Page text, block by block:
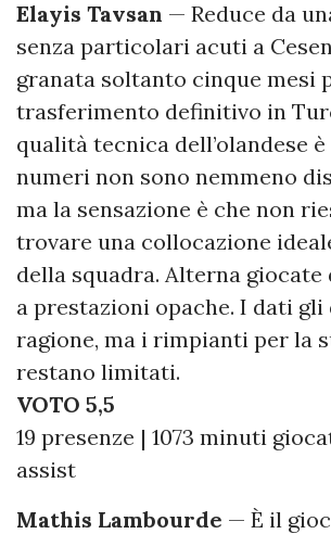
Elayis Tavsan — Reduce da
senza particolari acuti a
granata soltanto cinque mesi
trasferimento definitivo in
qualità tecnica dell’olandese
numeri non sono nemmeno
ma la sensazione è che non
trovare una collocazione
della squadra. Alterna
a prestazioni opache. I dati gli
ragione, ma i rimpianti per la
restano limitati.
VOTO 5,5
19 presenze | 1073 minuti
assist
Mathis Lambourde — È il